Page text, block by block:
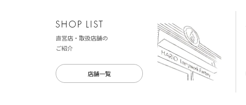
直営店・取扱店舗の
ご紹介
店舗一覧